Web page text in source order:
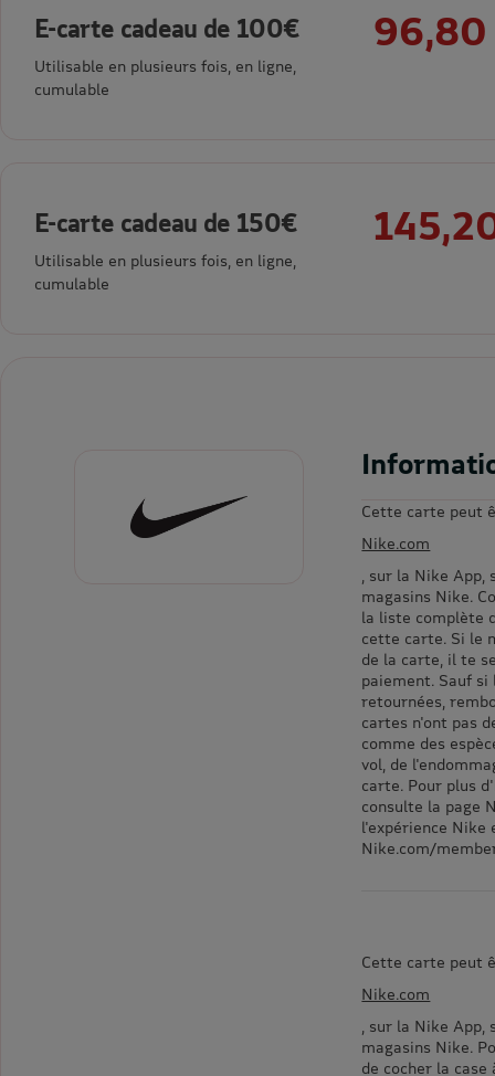
E-carte cadeau de 100€
Utilisable en plusieurs fois, en ligne,
cumulable
96,80
E-carte cadeau de 150€
Utilisable en plusieurs fois, en ligne,
cumulable
Cette carte peut
Nike.com
, sur la Nike
magasins Nike.
la liste complète
cette carte. Si le
de la carte, il te
paiement. Sauf si
retournées,
cartes n'ont pas
comme des
vol, de
carte. Pour plus
consulte la page
l'expérience Nike
Nike.com/
Cette carte peut
Nike.com
, sur la Nike
magasins Nike.
de cocher la